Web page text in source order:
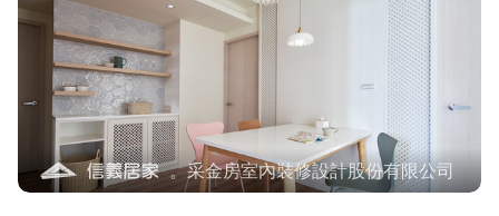
。采金房室內裝修設計股份有限公司